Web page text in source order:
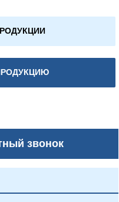
звонок